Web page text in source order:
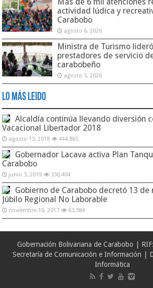
actividad lúdica y
Carabobo
agosto 6, 2026
Ministra de Turismo
prestadores de servicio
carabobeño
agosto 5, 2026
Lo Más Leido
Alcaldía continúa llevando diversión
Vacacional Libertador 2018
agosto 13, 2018 444,865
Gobernador Lacava activa Plan
Carabobo
junio 3, 2019 330,404
Gobierno de Carabobo decretó 13
Júbilo Regional No Laborable
noviembre 10, 2017 63,384
Gobernación Bolivariana de Carabobo |
Secretaría de Comunicación e Información |
Informática